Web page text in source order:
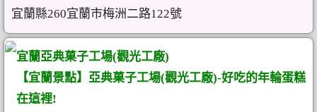
宜蘭縣260宜蘭市梅洲二路122號
宜蘭亞典菓子工場(觀光工廠)
【宜蘭景點】亞典菓子工場(觀光工廠)-好吃的年輪蛋糕
在這裡!